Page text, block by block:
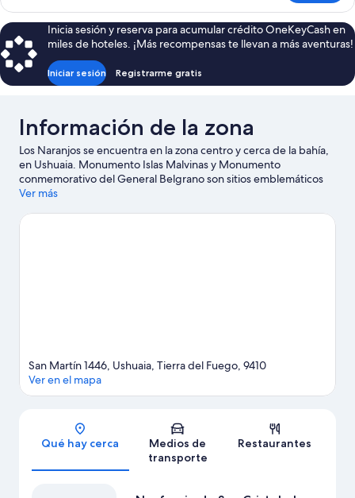
Room
Standard Inicia sesión y reserva para acumular crédito OneKeyCash en
miles de hoteles. ¡Más recompensas te llevan a más aventuras!
Iniciar sesión Registrarme gratis
Información de la zona
Los Naranjos se encuentra en la zona centro y cerca de la bahía,
en Ushuaia. Monumento Islas Malvinas y Monumento
conmemorativo del General Belgrano son sitios emblemáticos
locales, y algunos de los lugares cercanos donde se pueden
¿Quieres asistir a un evento o partido mientras estás en la
Ver más
Sección del mapa
San Martín 1446, Ushuaia, Tierra del Fuego, 9410
Ver en el mapa
Qué hay cerca
Medios de
transporte
Restaurantes